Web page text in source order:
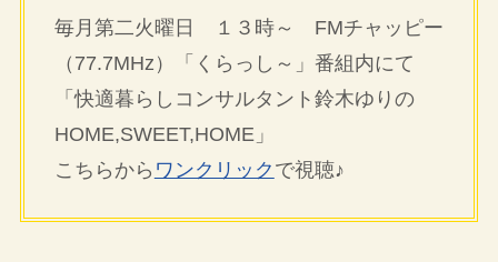
毎月第二火曜日 １３時～ FMチャッピー
（77.7MHz）「くらっし～」番組内にて
「快適暮らしコンサルタント鈴木ゆりの
HOME,SWEET,HOME」
こちらから ワンクリック で視聴♪